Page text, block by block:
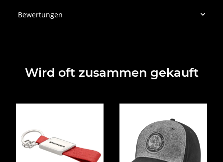
Bewertungen
Wird oft zusammen gekauft